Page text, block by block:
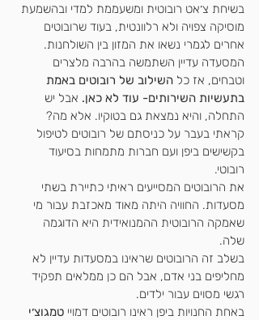
בשיחת צ׳אט רובוטית ומשעממת למדי ובהשמעת
מוסיקה צפויה ולא רלוונטית, בעוד שרובוטים
אחרים לגמרי נשאו את המזון בין השולחנות.
המסעדה עדיין השתמשה בהרבה מלצרים
וטבחים, אז כל השילוב של רובוטים באמת
בתעשיות השירותים- עוד לא כאן. אבל יש
התחלה, והיא נמצאת גם בטוקיו. אלא מה?
קראתי בעבר על כניסתם של רובוטים לטיפול
בקשישים ביפן ועם חברות מתמחות בסיעוד
רובוטי.
את הרובוטים המסייעים ראיתי כתיירת בשתי
מסעדות. החוויה היתה מאוד מאכזבת עבור מי
שאמקה הרובוטית ההמנואידית היא הדוגמה
שלה.
בשלב זה הרובוטים שראינו במסעדות עדיין לא
מחליפים בני אדם, אבל הם כן ממלאים תפקיד
רגשי מסוים עבור ילדים.
באחת החנויות ביפן ראינו רובוטים דמויי טמגוצ׳י